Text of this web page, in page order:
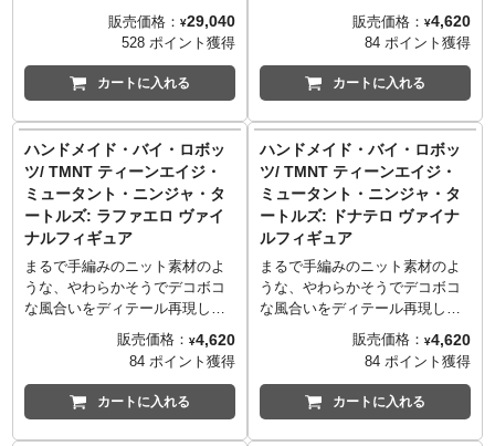
た実写版映画『ミュータント・
タートルズ』の1/4スケールドナ
テロが再び。全高約42cmで迫力
＆満足感たっぷりなドナテロで
すが、全身30箇所もの可動ポイ
のハンドパーツなどに加え、も
ちろん彼らが大好きなピザも付
属！
販売価格： ¥29,040
528 ポイント獲得
カートに入れる
た、ぬいぐるみの様なヴァイナ
ルフィギュアをリリースする
「ハンドメイド・バイ・ロボッ
ツ」。おしり辺りから出たタグ
まで再現する熱の入れようには
ン＆ピーター・レアードにより
ミラージュコミックスで誕生
し、アニメーションでさらに大
人気となった『ティーンエイ
ジ・ミュータント・ニンジャ・
タートルズ』。ついに「ハンド
メイド・バイ・ロボッツ」に仲
間入りです。こちらは一番にっ
販売価格： ¥4,620
84 ポイント獲得
カートに入れる
ハンドメイド・バイ・ロボッ
ツ/ TMNT ティーンエイジ・
ミュータント・ニンジャ・タ
ートルズ: ラファエロ ヴァイ
ナルフィギュア
まるで手編みのニット素材のよ
うな、やわらかそうでデコボコ
な風合いをディテール再現し
た、ぬいぐるみの様なヴァイナ
ルフィギュアをリリースする
「ハンドメイド・バイ・ロボッ
ツ」。おしり辺りから出たタグ
まで再現する熱の入れようには
販売価格： ¥4,620
84 ポイント獲得
カートに入れる
ハンドメイド・バイ・ロボッ
ツ/ TMNT ティーンエイジ・
ミュータント・ニンジャ・タ
ートルズ: ドナテロ ヴァイナ
ルフィギュア
まるで手編みのニット素材のよ
うな、やわらかそうでデコボコ
な風合いをディテール再現し
た、ぬいぐるみの様なヴァイナ
ルフィギュアをリリースする
「ハンドメイド・バイ・ロボッ
ツ」。おしり辺りから出たタグ
まで再現する熱の入れようには
販売価格： ¥4,620
84 ポイント獲得
カートに入れる